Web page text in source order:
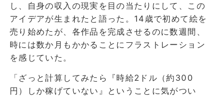
し、自身の収入の現実を目の当たりにして、この
アイデアが生まれたと語った。14歳で初めて絵を
売り始めたが、各作品を完成させるのに数週間、
時には数か月もかかることにフラストレーション
を感じていた。
「ざっと計算してみたら『時給2ドル（約300
円）しか稼げていない』ということに気がつい